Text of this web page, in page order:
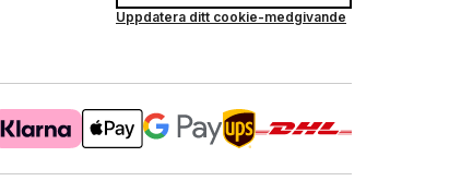
Uppdatera ditt cookie-medgivande